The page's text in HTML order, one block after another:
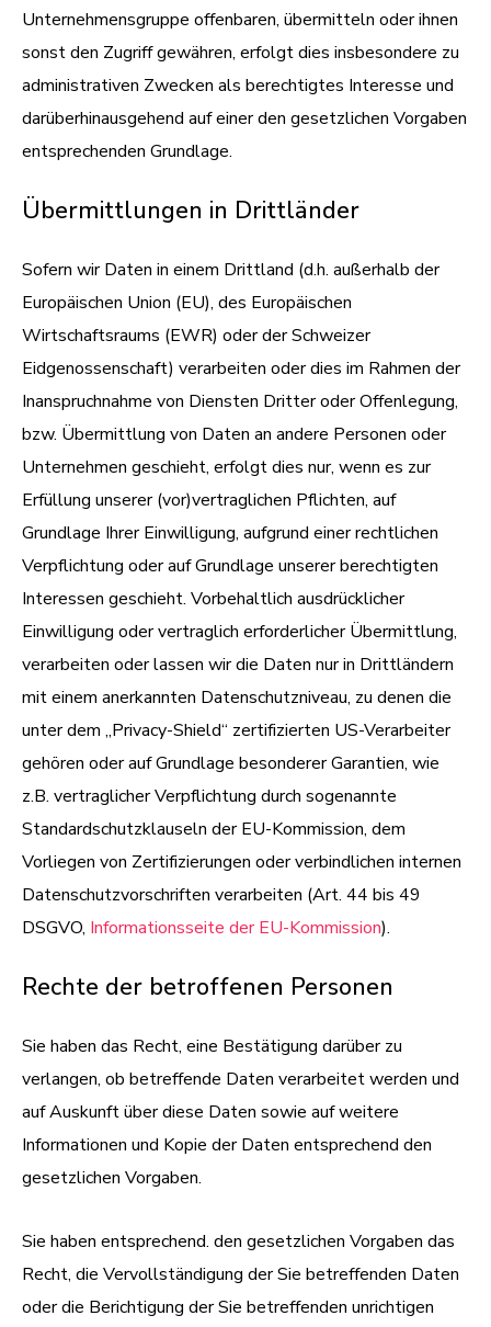
Unternehmensgruppe offenbaren, übermitteln oder ihnen
sonst den Zugriff gewähren, erfolgt dies insbesondere zu
administrativen Zwecken als berechtigtes Interesse und
darüberhinausgehend auf einer den gesetzlichen Vorgaben
entsprechenden Grundlage.
Übermittlungen in Drittländer
Sofern wir Daten in einem Drittland (d.h. außerhalb der
Europäischen Union (EU), des Europäischen
Wirtschaftsraums (EWR) oder der Schweizer
Eidgenossenschaft) verarbeiten oder dies im Rahmen der
Inanspruchnahme von Diensten Dritter oder Offenlegung,
bzw. Übermittlung von Daten an andere Personen oder
Unternehmen geschieht, erfolgt dies nur, wenn es zur
Erfüllung unserer (vor)vertraglichen Pflichten, auf
Grundlage Ihrer Einwilligung, aufgrund einer rechtlichen
Verpflichtung oder auf Grundlage unserer berechtigten
Interessen geschieht. Vorbehaltlich ausdrücklicher
Einwilligung oder vertraglich erforderlicher Übermittlung,
verarbeiten oder lassen wir die Daten nur in Drittländern
mit einem anerkannten Datenschutzniveau, zu denen die
unter dem „Privacy-Shield“ zertifizierten US-Verarbeiter
gehören oder auf Grundlage besonderer Garantien, wie
z.B. vertraglicher Verpflichtung durch sogenannte
Standardschutzklauseln der EU-Kommission, dem
Vorliegen von Zertifizierungen oder verbindlichen internen
Datenschutzvorschriften verarbeiten (Art. 44 bis 49
DSGVO, Informationsseite der EU-Kommission).
Rechte der betroffenen Personen
Sie haben das Recht, eine Bestätigung darüber zu
verlangen, ob betreffende Daten verarbeitet werden und
auf Auskunft über diese Daten sowie auf weitere
Informationen und Kopie der Daten entsprechend den
gesetzlichen Vorgaben.
Sie haben entsprechend. den gesetzlichen Vorgaben das
Recht, die Vervollständigung der Sie betreffenden Daten
oder die Berichtigung der Sie betreffenden unrichtigen